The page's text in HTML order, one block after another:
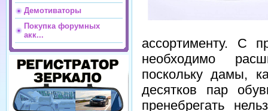
Демотиваторы
Покупка форумных
акк...
ассортименту. С
необходимо
поскольку дамы,
десятков пар
пренебрегать